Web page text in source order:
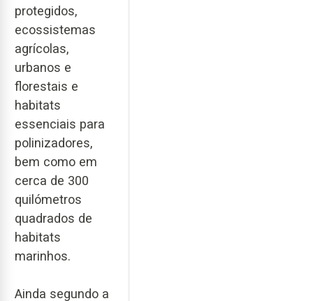
protegidos,
ecossistemas
agrícolas,
urbanos e
florestais e
habitats
essenciais para
polinizadores,
bem como em
cerca de 300
quilómetros
quadrados de
habitats
marinhos.
Ainda segundo a